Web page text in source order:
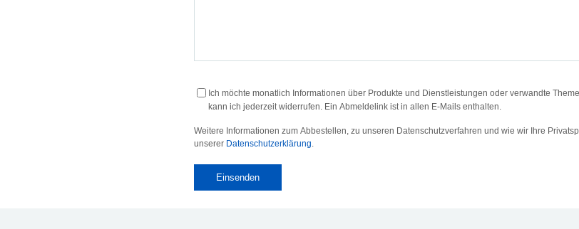
Ich möchte monatlich Informationen über Produkte und Dienstleistungen oder verwandte
kann ich jederzeit widerrufen. Ein Abmeldelink ist in allen E-Mails enthalten.
Weitere Informationen zum Abbestellen, zu unseren Datenschutzverfahren und wie wir Ihre
unserer Datenschutzerklärung.